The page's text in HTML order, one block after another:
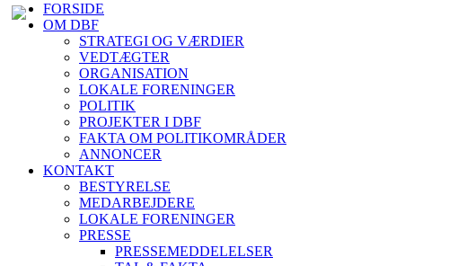
FORSIDE
OM DBF
STRATEGI OG VÆRDIER
VEDTÆGTER
ORGANISATION
LOKALE FORENINGER
POLITIK
PROJEKTER I DBF
FAKTA OM POLITIKOMRÅDER
ANNONCER
KONTAKT
BESTYRELSE
MEDARBEJDERE
LOKALE FORENINGER
PRESSE
PRESSEMEDDELELSER